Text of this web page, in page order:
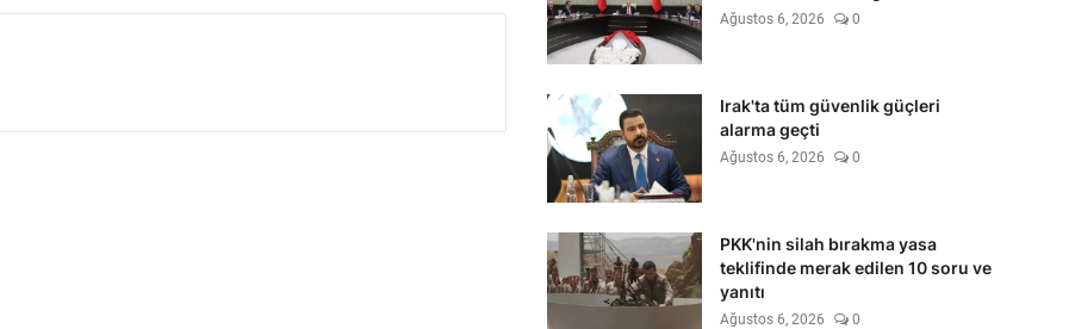
Ağustos 6, 2026 0
Irak'ta tüm güvenlik güçleri
alarma geçti
Ağustos 6, 2026 0
PKK'nin silah bırakma yasa
teklifinde merak edilen 10 soru ve
yanıtı
Ağustos 6, 2026 0